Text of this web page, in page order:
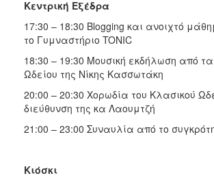
Κεντρική Εξέδρα
17:30 – 18:30 Βlogging και ανοιχτό
το Γυμναστήριο TONIC
18:30 – 19:30 Μουσική εκδήλωση από
Ωδείου της Νίκης Κασσωτάκη
20:00 – 20:30 Χορωδία του Κλασικού
διεύθυνση της κα Λαουμτζή
21:00 – 23:00 Συναυλία από το
Κιόσκι